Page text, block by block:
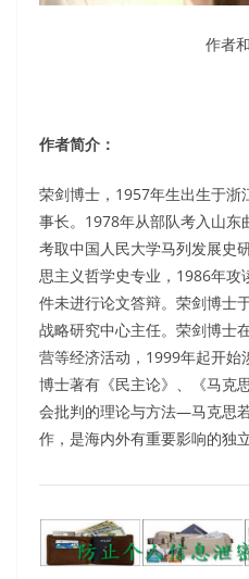
作者
作者简介：
荣剑博士，1957年生出生于浙
事长。1978年从部队考入山
考取中国人民大学马列发展史
思主义哲学史专业，1986年
件未进行论文答辩。荣剑博士
战略研究中心主任。荣剑博士
营等经济活动，1999年起开始
博士著有《民主论》、《马克
会批判的理论与方法—马克思
作，是海内外有重要影响的独